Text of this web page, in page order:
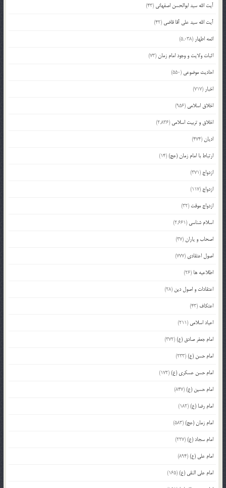
آیت الله سید ابوالحسن اصفهانی (43)
آیت الله سید علی آقا قاضی (42)
ائمه اطهار (5,038)
اثبات ولایت و وجود امام زمان(73)
احادیث موضوعی (550)
اخبار (717)
اخلاق اسلامی (956)
اخلاق و تربیت اسلامی (2,836)
ادیان(474)
ارتباط با امام زمان (عج)(14)
ازدواج (371)
ازدواج (117)
ازدواج موقت (32)
اسلام شناسی (2,661)
اصحاب و یاران(37)
اصول اعتقادی (777)
اطلاعیه ها (26)
اعتقادات و اصول دین (28)
اعتکاف (43)
اعیاد اسلامی (211)
امام جعفر صادق (ع)(372)
امام حسن (ع)(233)
امام حسن عسکری (ع)(172)
امام حسین (ع)(847)
امام رضا (ع)(182)
امام زمان (عج)(583)
امام سجاد (ع)(227)
امام علی (ع)(894)
امام علی النقی (ع)(165)